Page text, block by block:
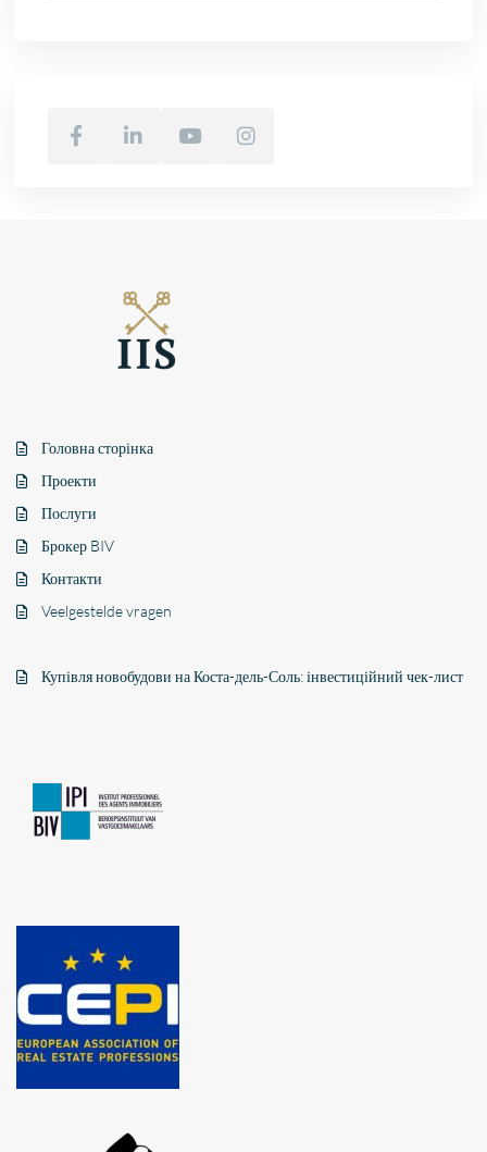
Головна сторінка
Проекти
Послуги
Брокер BIV
Контакти
Veelgestelde vragen
Купівля новобудови на Коста-дель-Соль: інвестиційний чек-лист